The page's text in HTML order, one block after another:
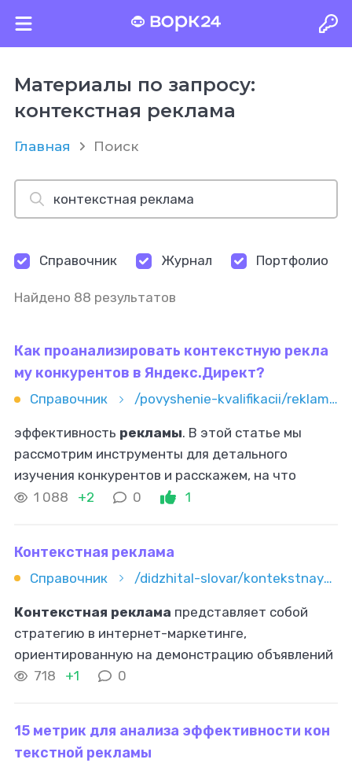
Материалы по запросу:
контекстная реклама
Главная Поиск
Справочник Журнал Портфолио
Найдено 88 результатов
Как проанализировать контекстную рекла
му конкурентов в Яндекс.Директ?
Справочник /povyshenie-kvalifikacii/reklama-i-marketing/kontekstnaya-reklama/kak-proanalizirovat-kontekstnuyu-reklamu-konkurentov-v-yandeksdi
эффективность рекламы. В этой статье мы
рассмотрим инструменты для детального
изучения конкурентов и расскажем, на что
обращать внимание для оптимизации кампаний.
1 088 +2 0 1
Контекстная реклама
Справочник /didzhital-slovar/kontekstnaya-reklama
Контекстная реклама представляет собой
стратегию в интернет-маркетинге,
ориентированную на демонстрацию объявлений
пользователям, исходя из их текущих запросов в
718 +1 0
15 метрик для анализа эффективности кон
текстной рекламы